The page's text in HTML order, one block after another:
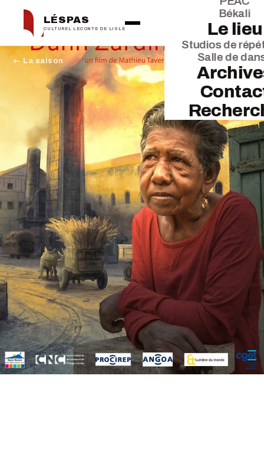
LÉSPAS
CULTUREL LECONTE DE LISLE
Békali
Le lieu
Studios de
Salle de
← La saison